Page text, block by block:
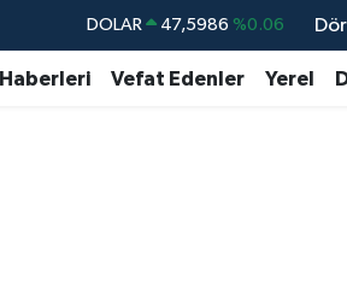
DOLAR 47,5986 %0.06
EURO 55,0700 %0.1
Haberleri Vefat Edenler Yerel